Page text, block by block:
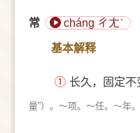
常 cháng ㄔㄤˊ
基本解释
① 长久，固定不
量”）。～项。～任。～年